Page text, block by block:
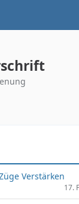
Verstärken
17.